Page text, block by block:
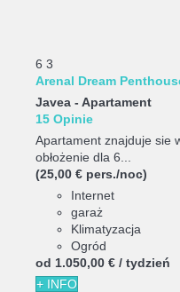
6 3
Arenal Dream
Javea - Apartament
15 Opinie
Apartament znajduje sie
obłożenie dla 6...
(25,00 € pers./noc)
Internet
garaż
Klimatyzacja
Ogród
od 1.050,00 € / tydzień
+ INFO